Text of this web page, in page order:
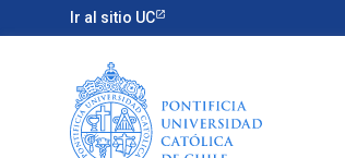
Ir al sitio UC